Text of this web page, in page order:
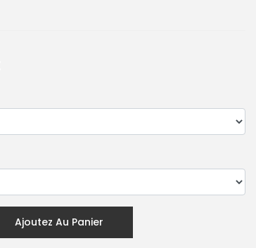
Ajoutez Au Panier